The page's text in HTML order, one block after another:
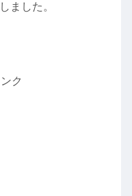
ました。
ク